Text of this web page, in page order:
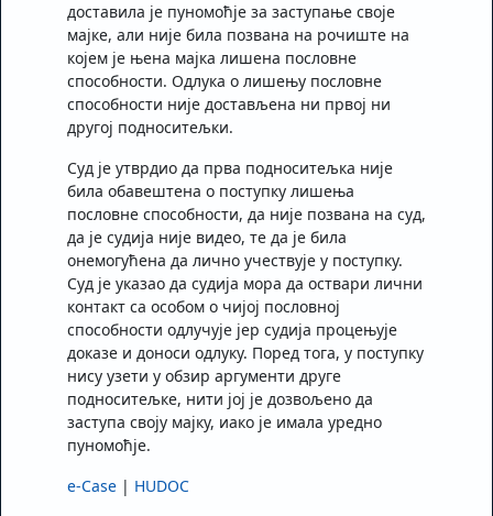
доставила је пуномоћје за заступање своје
мајке, али није била позвана на рочиште на
којем је њена мајка лишена пословне
способности. Одлука о лишењу пословне
способности није достављена ни првој ни
другој подноситељки.
Суд је утврдио да прва подноситељка није
била обавештена о поступку лишења
пословне способности, да није позвана на суд,
да је судија није видео, те да је била
онемогућена да лично учествује у поступку.
Суд је указао да судија мора да оствари лични
контакт са особом о чијој пословној
способности одлучује јер судија процењује
доказе и доноси одлуку. Поред тога, у поступку
нису узети у обзир аргументи друге
подноситељке, нити јој је дозвољено да
заступа своју мајку, иако је имала уредно
пуномоћје.
e-Case | HUDOC